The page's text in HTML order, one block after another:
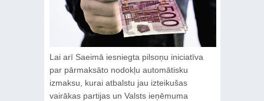
Lai arī Saeimā iesniegta pilsoņu iniciatīva
par pārmaksāto nodokļu automātisku
izmaksu, kurai atbalstu jau izteikušas
vairākas partijas un Valsts ieņēmuma